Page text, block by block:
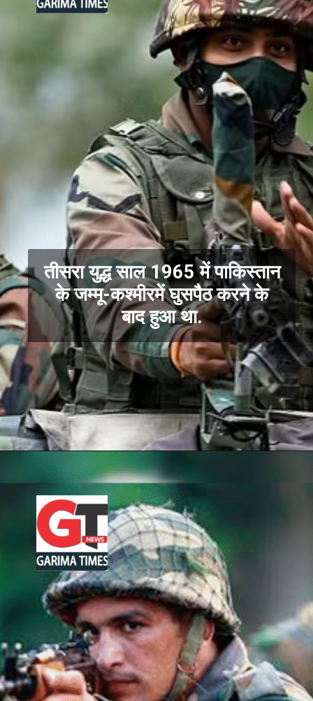
तीसरा युद्ध साल 1965 में पाकिस्तान
के जम्मू-कश्मीरमें घुसपैठ करने के
बाद हुआ था.